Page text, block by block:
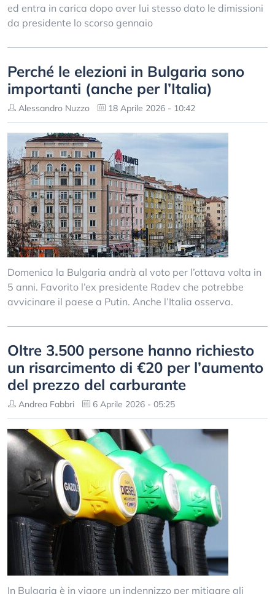
ed entra in carica dopo aver lui stesso dato le dimissioni
da presidente lo scorso gennaio
Perché le elezioni in Bulgaria sono
importanti (anche per l’Italia)
Alessandro Nuzzo 18 Aprile 2026 - 10:42
Domenica la Bulgaria andrà al voto per l’ottava volta in
5 anni. Favorito l’ex presidente Radev che potrebbe
avvicinare il paese a Putin. Anche l’Italia osserva.
Oltre 3.500 persone hanno richiesto
un risarcimento di €20 per l’aumento
del prezzo del carburante
Andrea Fabbri 6 Aprile 2026 - 05:25
In Bulgaria è in vigore un indennizzo per mitigare gli